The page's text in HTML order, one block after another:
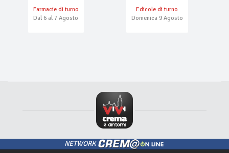
Farmacie di turno
Dal 6 al 7 Agosto
Edicole di turno
Domenica 9 Agosto
NETWORK